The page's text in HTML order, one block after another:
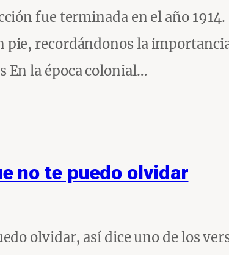
fue terminada en el año 1914.
pie, recordándonos la
En la época colonial…
no te puedo olvidar
olvidar, así dice uno de los